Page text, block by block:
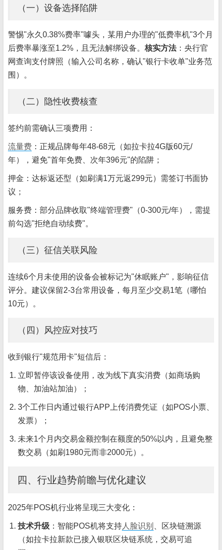
（一）设备选择陷阱
警惕"永久0.38%费率"噱头，某用户办理的"低费率机"3个月
后费率暴涨至1.2%，且无法解绑设备。 核实方法：央行官
网查询支付牌照（输入公司名称，确认"银行卡收单"业务范
围）。
（二）隐性收费核查
签约前需确认三项费用：
流量费 ：正规品牌每年48-68元（如拉卡拉4G版60元/
年），避免"首年免费、次年396元"的陷阱；
押金：达标返还型（如刷满1万元返299元）需签订书面协
议；
服务费：部分品牌收取"终端管理费"（0-300元/年），需提
前勾选"拒绝自动续费"。
（三）征信关联风险
连续6个月未使用的设备会被标记为"休眠账户"，影响征信
评分。建议保留2-3台常用设备，每月至少交易1笔（哪怕
10元）。
（四）风控应对技巧
收到银行"规范用卡"短信后：
立即暂停该设备使用，改为线下真实消费（如商场购
物、加油站加油）；
3个工作日内通过银行APP上传消费凭证（如POS小票、
发票）；
未来1个月内交易金额控制在额度的50%以内，且避免整
数交易（如刷1980元而非2000元）。
四、行业趋势前瞻与优化建议
2025年POS机行业将呈现三大变化：
技术升级 ：智能POS机将支持人脸识别 、区块链溯源
（如拉卡拉新款已接入银联区块链系统，交易可追